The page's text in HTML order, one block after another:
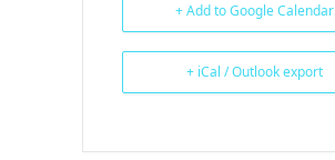
+ Add to Google Calendar
+ iCal / Outlook export